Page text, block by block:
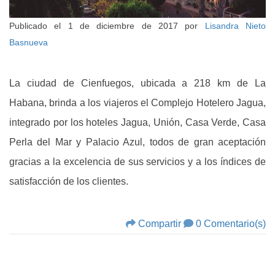
Publicado el 1 de diciembre de 2017 por Lisandra Nieto
Basnueva
La ciudad de Cienfuegos, ubicada a 218 km de La
Habana, brinda a los viajeros el Complejo Hotelero Jagua,
integrado por los hoteles Jagua, Unión, Casa Verde, Casa
Perla del Mar y Palacio Azul, todos de gran aceptación
gracias a la excelencia de sus servicios y a los índices de
satisfacción de los clientes.
Compartir 0 Comentario(s)